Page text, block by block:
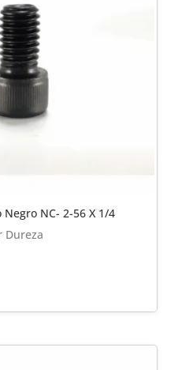
NC- 2-56 X 1/4
Dureza